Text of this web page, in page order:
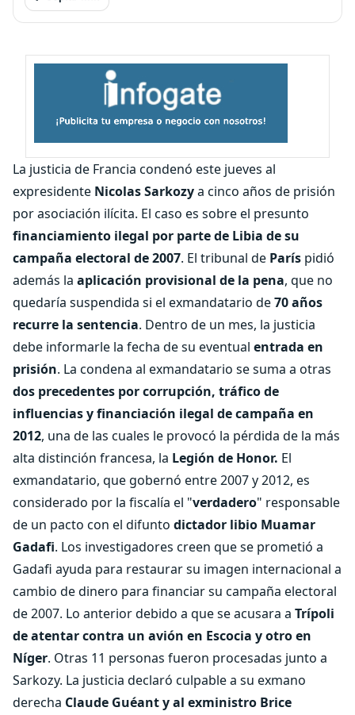
La justicia de Francia condenó este jueves al
expresidente Nicolas Sarkozya cinco años de prisión
por asociación ilícita. El caso es sobre el presunto
financiamiento ilegal por parte de Libia de su
campaña electoral de 2007. El tribunal de París pidió
además la aplicación provisional de la pena, que no
quedaría suspendida si el exmandatario de70 años
recurre la sentencia. Dentro de un mes, la justicia
debe informarle la fecha de su eventual entrada en
prisión. La condena al exmandatario se suma a otras
dos precedentes por corrupción, tráfico de
influencias y financiación ilegal de campaña en
2012, una de las cuales le provocó la pérdida de la más
alta distinción francesa, la Legión de Honor. El
exmandatario, que gobernó entre 2007 y 2012, es
considerado por la fiscalía el "verdadero" responsable
de un pacto con el difunto dictador libio Muamar
Gadafi. Los investigadores creen que se prometió a
Gadafi ayuda para restaurar su imagen internacional a
cambio de dinero para financiar su campaña electoral
de 2007. Lo anterior debido a que se acusara a Trípoli
de atentar contra un avión en Escocia y otro en
Níger. Otras 11 personas fueron procesadas junto a
Sarkozy. La justicia declaró culpable a su exmano
derecha Claude Guéant y al exministro Brice